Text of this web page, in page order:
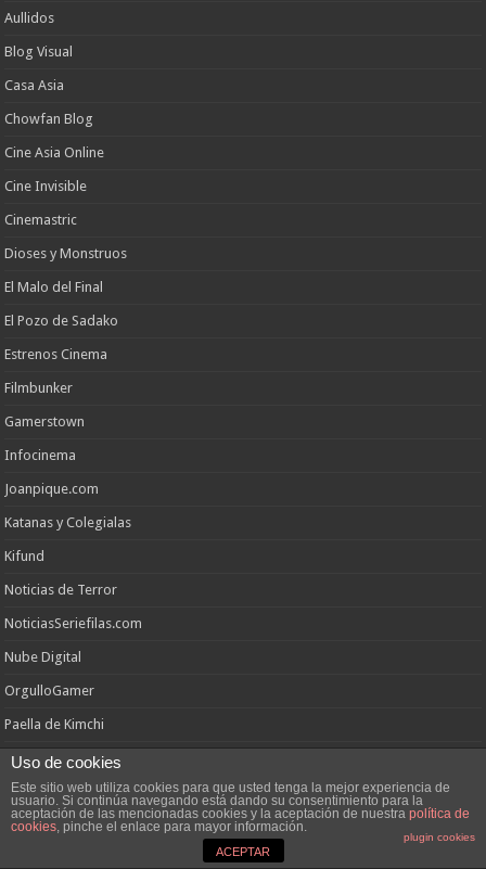
Aullidos
Blog Visual
Casa Asia
Chowfan Blog
Cine Asia Online
Cine Invisible
Cinemastric
Dioses y Monstruos
El Malo del Final
El Pozo de Sadako
Estrenos Cinema
Filmbunker
Gamerstown
Infocinema
Joanpique.com
Katanas y Colegialas
Kifund
Noticias de Terror
NoticiasSeriefilas.com
Nube Digital
OrgulloGamer
Paella de Kimchi
Pais de los Juegos
PS3XLAVENA
Psicocine
Uso de cookies
Este sitio web utiliza cookies para que usted tenga la mejor experiencia de
usuario. Si continúa navegando está dando su consentimiento para la
aceptación de las mencionadas cookies y la aceptación de nuestra política de
cookies, pinche el enlace para mayor información.
plugin cookies
ACEPTAR